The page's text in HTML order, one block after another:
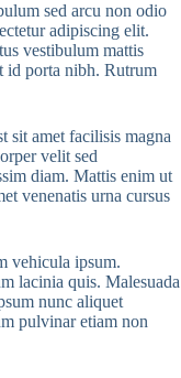
sed arcu non odio
adipiscing elit.
vestibulum mattis
id porta nibh. Rutrum
sit amet facilisis magna
velit sed
diam. Mattis enim ut
venenatis urna cursus
vehicula ipsum.
lacinia quis. Malesuada
nunc aliquet
pulvinar etiam non